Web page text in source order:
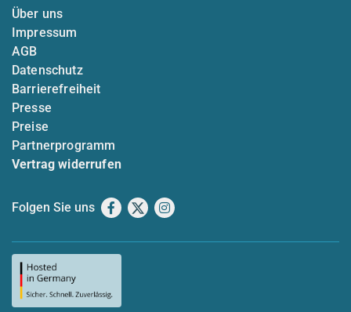
Über uns
Impressum
AGB
Datenschutz
Barrierefreiheit
Presse
Preise
Partnerprogramm
Vertrag widerrufen
Folgen Sie uns Facebook
X Instagram